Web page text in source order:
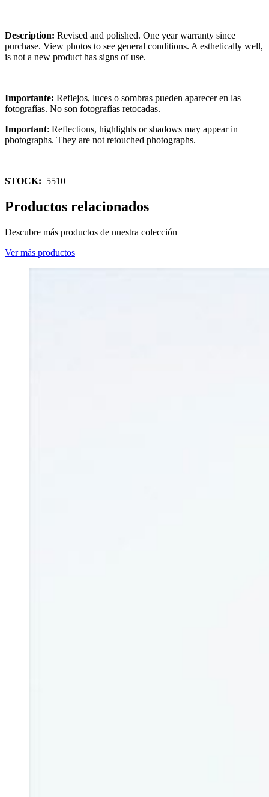
Description: Revised and polished. One year warranty since
purchase. View photos to see general conditions. A esthetically well,
is not a new product has signs of use.
Importante: Reflejos, luces o sombras pueden aparecer en las
fotografías. No son fotografías retocadas.
Important: Reflections, highlights or shadows may appear in
photographs. They are not retouched photographs.
STOCK: 5510
Productos relacionados
Descubre más productos de nuestra colección
Ver más productos